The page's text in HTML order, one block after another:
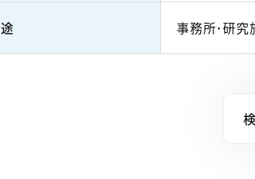
事務所･研究